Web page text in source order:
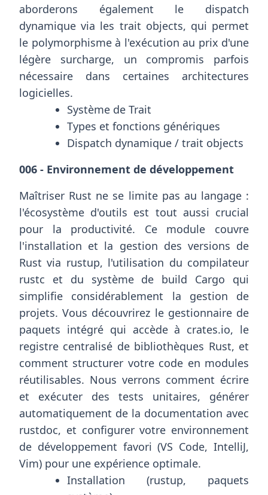
aborderons également le dispatch
dynamique via les trait objects, qui permet
le polymorphisme à l'exécution au prix d'une
légère surcharge, un compromis parfois
nécessaire dans certaines architectures
logicielles.
Système de Trait
Types et fonctions génériques
Dispatch dynamique / trait objects
006 - Environnement de développement
Maîtriser Rust ne se limite pas au langage :
l'écosystème d'outils est tout aussi crucial
pour la productivité. Ce module couvre
l'installation et la gestion des versions de
Rust via rustup, l'utilisation du compilateur
rustc et du système de build Cargo qui
simplifie considérablement la gestion de
projets. Vous découvrirez le gestionnaire de
paquets intégré qui accède à crates.io, le
registre centralisé de bibliothèques Rust, et
comment structurer votre code en modules
réutilisables. Nous verrons comment écrire
et exécuter des tests unitaires, générer
automatiquement de la documentation avec
rustdoc, et configurer votre environnement
de développement favori (VS Code, IntelliJ,
Vim) pour une expérience optimale.
Installation (rustup, paquets